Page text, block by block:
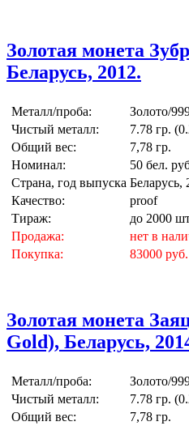
Золотая монета
Беларусь, 2012.
Металл/проба:
Золото/
Чистый металл:
7.78 гр.
Общий вес:
7,78 гр.
Номинал:
50 бел.
Страна, год выпуска Беларусь,
Качество:
proof
Тираж:
до 2000
Продажа:
нет в
Покупка:
83000 руб.
Золотая монета
Gold), Беларусь,
Металл/проба:
Золото/
Чистый металл:
7.78 гр.
Общий вес:
7,78 гр.